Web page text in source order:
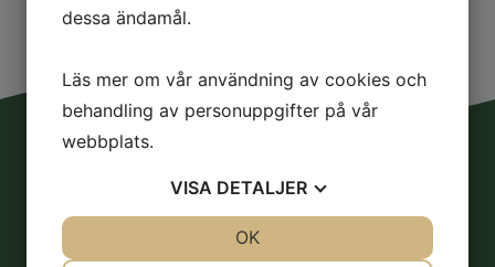
dessa ändamål.
Läs mer om vår användning av cookies och
behandling av personuppgifter på vår
webbplats.
VISA DETALJER
OK